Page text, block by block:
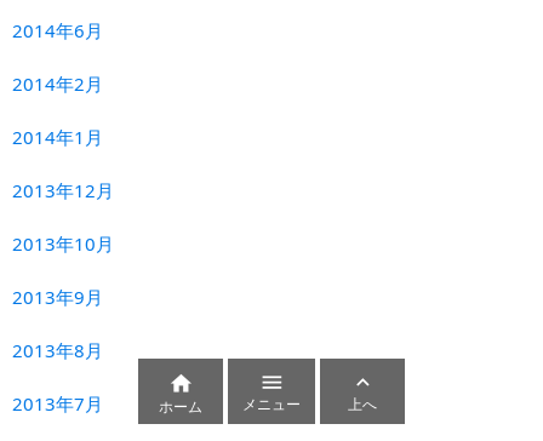
2014年6月
2014年2月
2014年1月
2013年12月
2013年10月
2013年9月
2013年8月
2013年7月

ホーム

メニュー

上へ